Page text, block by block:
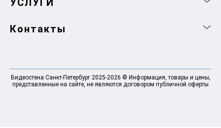
УСЛУГИ
Контакты
Видеостена Санкт-Петербург 2025-2026 © Информация, товары и цены,
представленные на сайте, не являются договором публичной оферты